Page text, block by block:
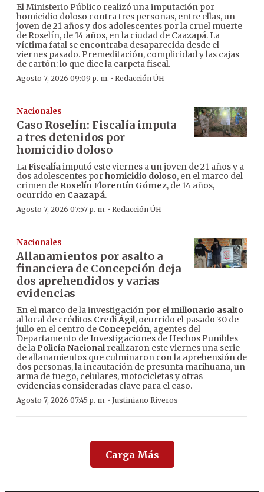
El Ministerio Público realizó una imputación por
homicidio doloso contra tres personas, entre ellas, un
joven de 21 años y dos adolescentes por la cruel muerte
de Roselín, de 14 años, en la ciudad de Caazapá. La
víctima fatal se encontraba desaparecida desde el
viernes pasado. Premeditación, complicidad y las cajas
de cartón: lo que dice la carpeta fiscal.
Agosto 7, 2026 09:09 p. m. · Redacción ÚH
Nacionales
Caso Roselín: Fiscalía imputa
a tres detenidos por
homicidio doloso
LaFiscalíaimputó este viernes a un joven de 21 años y a
dos adolescentes porhomicidio doloso, en el marco del
crimen de Roselín Florentín Gómez, de 14 años,
ocurrido en Caazapá.
Agosto 7, 2026 07:57 p. m. · Redacción ÚH
Nacionales
Allanamientos por asalto a
financiera de Concepción deja
dos aprehendidos y varias
evidencias
En el marco de la investigación por el millonario asalto
al local de créditos Credi Ágil, ocurrido el pasado 30 de
julio en el centro de Concepción, agentes del
Departamento de Investigaciones de Hechos Punibles
de la Policía Nacionalrealizaron este viernes una serie
de allanamientos que culminaron con la aprehensión de
dos personas, la incautación de presunta marihuana, un
arma de fuego, celulares, motocicletas y otras
evidencias consideradas clave para el caso.
Agosto 7, 2026 07:45 p. m. · Justiniano Riveros
Carga Más